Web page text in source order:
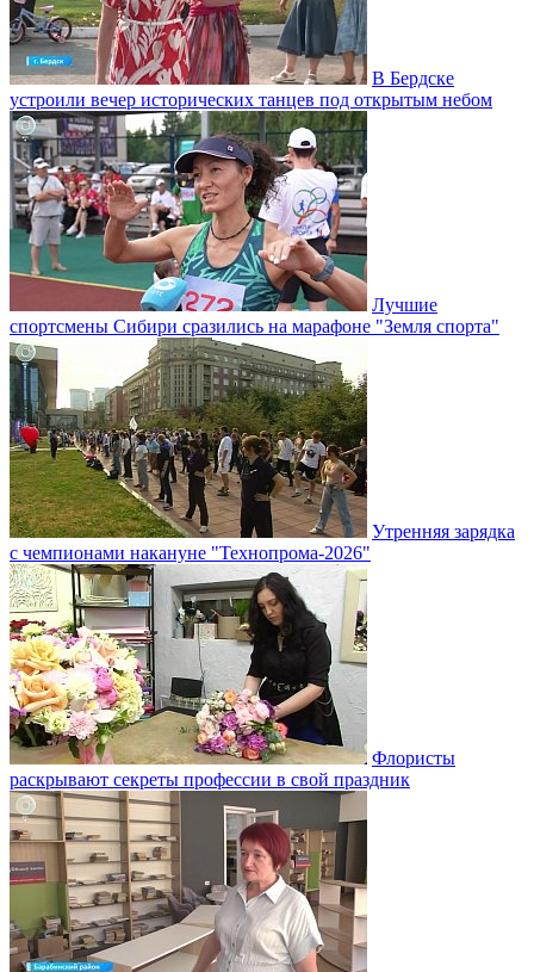
В Бердске
устроили вечер исторических танцев под открытым небом
Лучшие
спортсмены Сибири сразились на марафоне "Земля спорта"
Утренняя зарядка
с чемпионами накануне "Технопрома-2026"
Флористы
раскрывают секреты профессии в свой праздник